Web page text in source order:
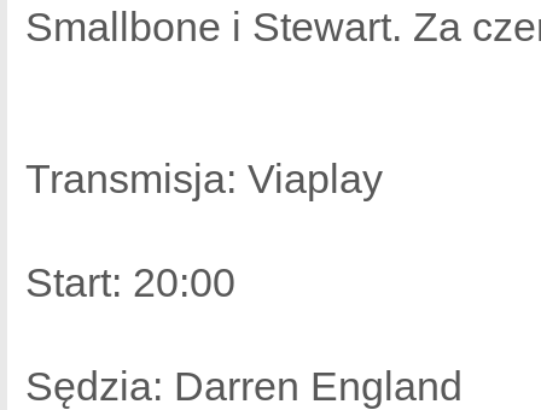
Smallbone i Stewart. Za
Transmisja: Viaplay
Start: 20:00
Sędzia: Darren England